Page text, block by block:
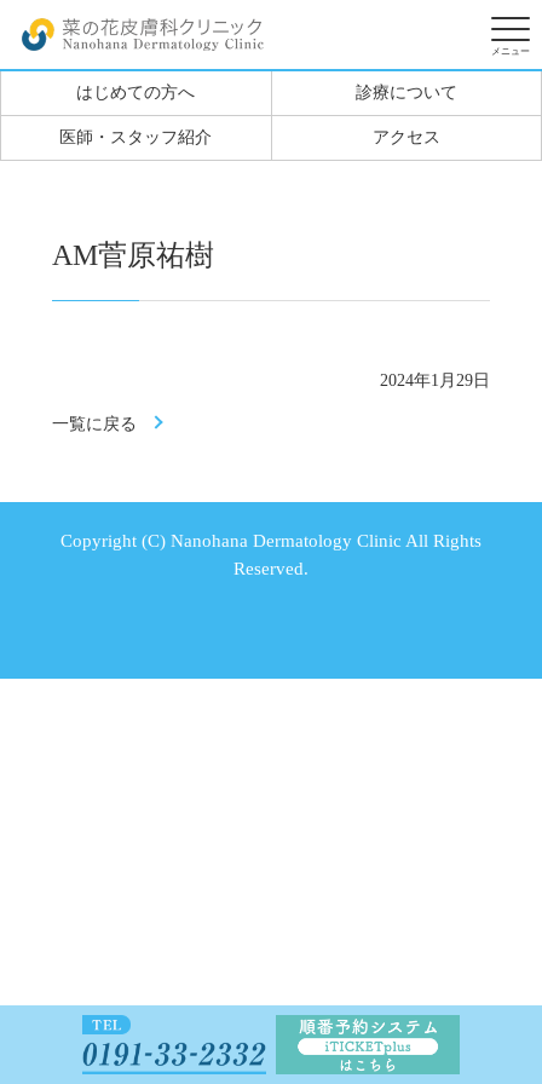
はじめての方へ 診療について
医師・スタッフ紹介 アクセス
AM菅原祐樹
2024年1月29日
一覧に戻る
Copyright (C) Nanohana Dermatology Clinic All Rights
Reserved.